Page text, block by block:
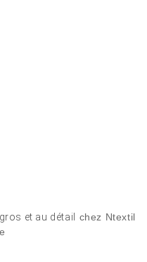
et au détail
chez Ntextil